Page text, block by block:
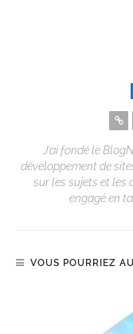
J’ai fondé le
développement de
sur les sujets et les
engagé en
VOUS POURRIEZ